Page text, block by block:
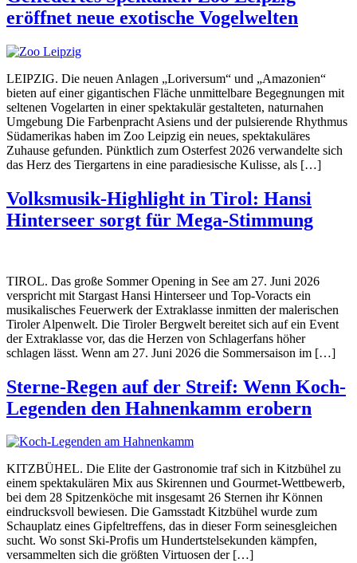
eröffnet neue exotische Vogelwelten
LEIPZIG. Die neuen Anlagen „Loriversum“ und „Amazonien“
bieten auf einer gigantischen Fläche unmittelbare Begegnungen mit
seltenen Vogelarten in einer spektakulär gestalteten, naturnahen
Umgebung Die Farbenpracht Asiens und der pulsierende Rhythmus
Südamerikas haben im Zoo Leipzig ein neues, spektakuläres
Zuhause gefunden. Pünktlich zum Osterfest 2026 verwandelte sich
das Herz des Tiergartens in eine paradiesische Kulisse, als […]
Volksmusik-Highlight in Tirol: Hansi
Hinterseer sorgt für Mega-Stimmung
TIROL. Das große Sommer Opening in See am 27. Juni 2026
verspricht mit Stargast Hansi Hinterseer und Top-Voracts ein
musikalisches Feuerwerk der Extraklasse inmitten der malerischen
Tiroler Alpenwelt. Die Tiroler Bergwelt bereitet sich auf ein Event
der Extraklasse vor, das die Herzen von Schlagerfans höher
schlagen lässt. Wenn am 27. Juni 2026 die Sommersaison im […]
Sterne-Regen auf der Streif: Wenn Koch-
Legenden den Hahnenkamm erobern
KITZBÜHEL. Die Elite der Gastronomie traf sich in Kitzbühel zu
einem spektakulären Mix aus Skirennen und Gourmet-Wettbewerb,
bei dem 28 Spitzenköche mit insgesamt 26 Sternen ihr Können
eindrucksvoll bewiesen. Die Gamsstadt Kitzbühel wurde zum
Schauplatz eines Gipfeltreffens, das in dieser Form seinesgleichen
sucht. Wo sonst Ski-Profis um Hundertstelsekunden kämpfen,
versammelten sich die größten Virtuosen der […]